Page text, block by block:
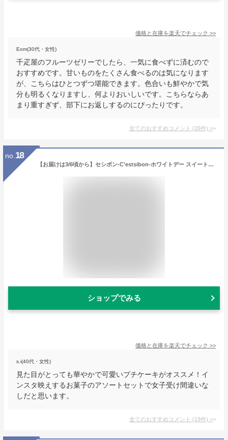
価格と在庫を楽天でチェック >>
Eom(30代・女性)
千疋屋のフルーツゼリーでしたら、一気に食べずに済むので
おすすめです。甘いものをたくさん食べるのは気になります
が、こちらはひとつずつ堪能できます。色合いも鮮やかで気
分も明るくなりますし、何よりおいしいです。こちらならあ
まり重すぎず、部下にお返しするのにぴったりです。
全てのおすすめコメント (26件) >
no. 18
【お届けは3/6頃から】セシボン-C'estsibon-ホワイトデー スイートハートプチケーキ10個入 ホワイトデー 義理チョコ バレンタイン 義理返し お返し タルト プチフール 義理 プレゼント ギフト お取り寄せ 冷蔵 船橋屋 遅れてごめんね 送料無料 ホワイトデー限定スイーツ
ショップでみる
価格と在庫を楽天でチェック >>
s.i(40代・女性)
見た目がとっても華やかで可愛いプチケーキがオススメ！イ
ンスタ映えするお菓子のアソートセットで女子受け間違いな
しだと思います。
全てのおすすめコメント (19件) >